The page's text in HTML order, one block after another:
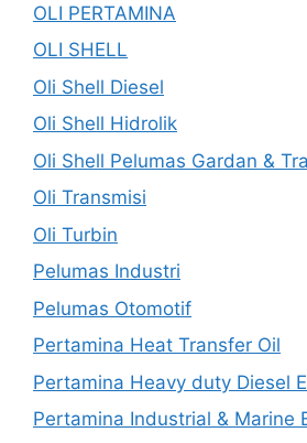
OLI PERTAMINA
OLI SHELL
Oli Shell Diesel
Oli Shell Hidrolik
Oli Shell Pelumas Gardan &
Oli Transmisi
Oli Turbin
Pelumas Industri
Pelumas Otomotif
Pertamina Heat Transfer Oil
Pertamina Heavy duty Diesel
Pertamina Industrial & Marine